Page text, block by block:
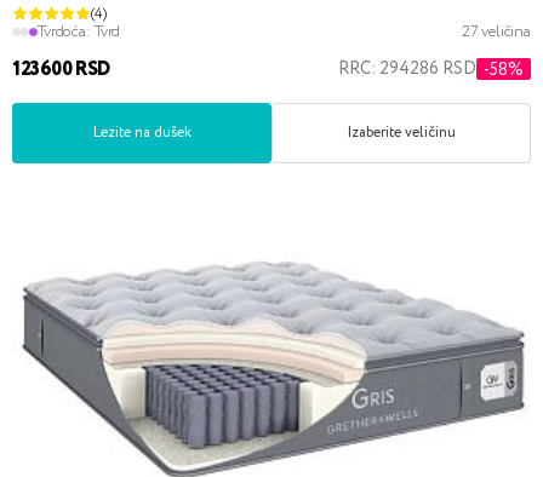
(4)
Tvrdoća:Tvrd 27 veličina
123600 RSD RRC: 294286 RSD -58%
Lezite na dušek Izaberite veličinu